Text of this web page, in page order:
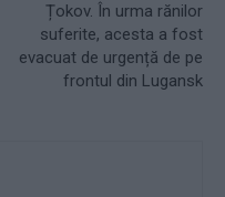
Țokov. În urma rănilor
suferite, acesta a fost
evacuat de urgență de pe
frontul din Lugansk